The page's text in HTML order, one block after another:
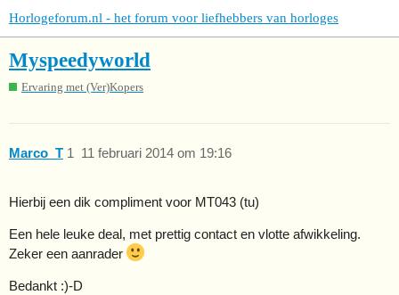
Horlogeforum.nl - het forum voor liefhebbers van horloges
Myspeedyworld
Ervaring met (Ver)Kopers
Marco_T 11 februari 2014 om 19:16
1
Hierbij een dik compliment voor MT043 (tu)
Een hele leuke deal, met prettig contact en vlotte afwikkeling.
Zeker een aanrader
Bedankt :)-D